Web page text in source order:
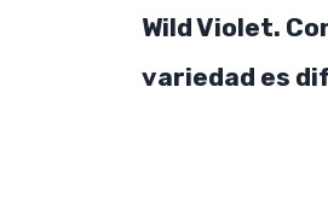
Wild Violet.
variedad es